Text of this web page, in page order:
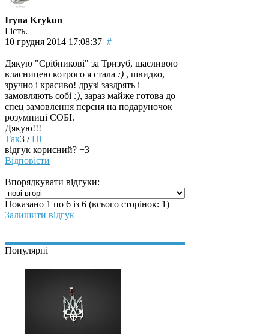
Iryna Krykun
Гість.
10 грудня 2014 17:08:37 #
Дякую "Срібникові" за Тризуб, щасливою
власницею котрого я стала :) , швидко,
зручно і красиво! друзі заздрять і
замовляють собі :), зараз майже готова до
спец замовлення персня на подаруночок
розумниці СОБІ.
Дякую!!!
Так3 /Ні
відгук корисний? +3
Відповісти
Впорядкувати відгуки:
Показано 1 по 6 із 6 (всього сторінок: 1)
Залишити відгук
Популярні